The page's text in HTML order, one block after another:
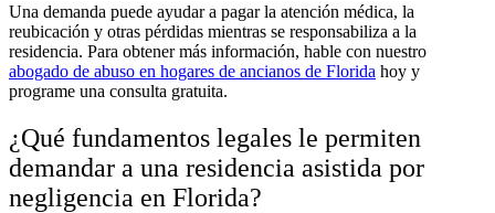
Una demanda puede ayudar a pagar la atención médica, la
reubicación y otras pérdidas mientras se responsabiliza a la
residencia. Para obtener más información, hable con nuestro
abogado de abuso en hogares de ancianos de Florida hoy y
programe una consulta gratuita.
¿Qué fundamentos legales le permiten
demandar a una residencia asistida por
negligencia en Florida?